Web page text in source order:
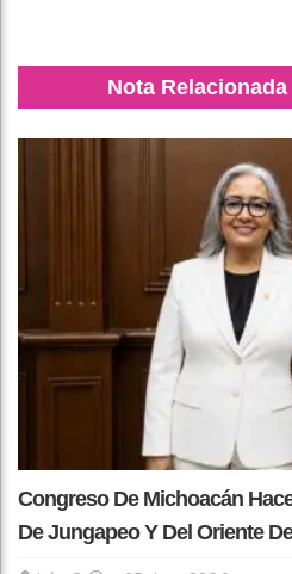
Nota Relacionada
Congreso De Michoacán
De Jungapeo Y Del Oriente